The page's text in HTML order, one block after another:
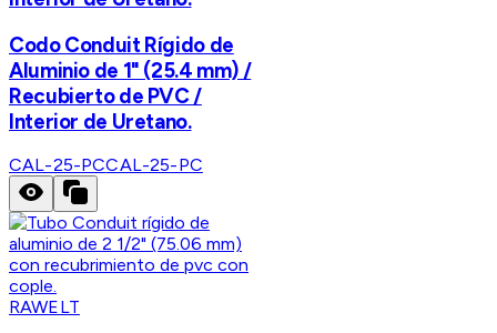
Codo Conduit Rígido de
Aluminio de 1" (25.4 mm) /
Recubierto de PVC /
Interior de Uretano.
CAL-25-PCCAL-25-PC
RAWELT